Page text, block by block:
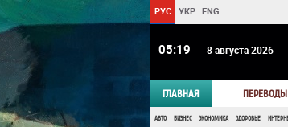
РУС УКР ENG
05 19 8 августа 2026
ГЛАВНАЯ
АВТО БИЗНЕС ЭКОНОМИКА ЗДОРОВЬЕ